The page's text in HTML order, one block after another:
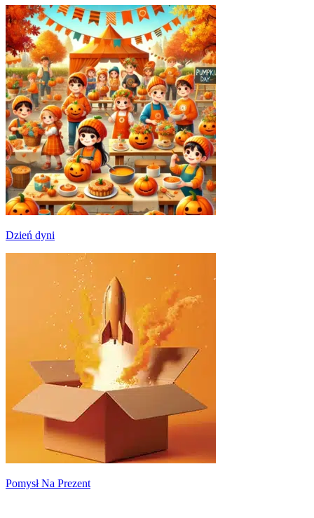
Dzień dyni
Pomysł Na Prezent